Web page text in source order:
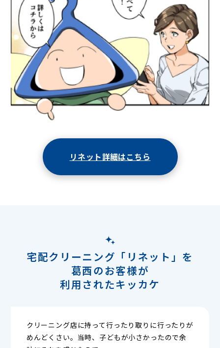
リネット詳細はこちら
宅配クリーニング「リネット」を
葛西のお客様が
利用されたキッカケ
クリーニング店に持って行ったり取りに行ったりが
めんどくさい。当時、子どもが小さかったので余